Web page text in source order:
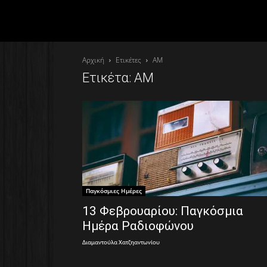
Αρχική Ετικέτες AM
Ετικέτα: AM
Παγκόσμιες Ημέρες
13 Φεβρουαρίου: Παγκόσμια
Ημέρα Ραδιοφώνου
Διαμαντούλα Χατζηαντωνίου